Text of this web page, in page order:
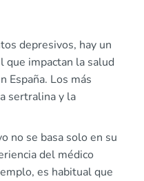
depresivos, hay un
que impactan la salud
España. Los más
sertralina y la
no se basa solo en su
del médico
es habitual que